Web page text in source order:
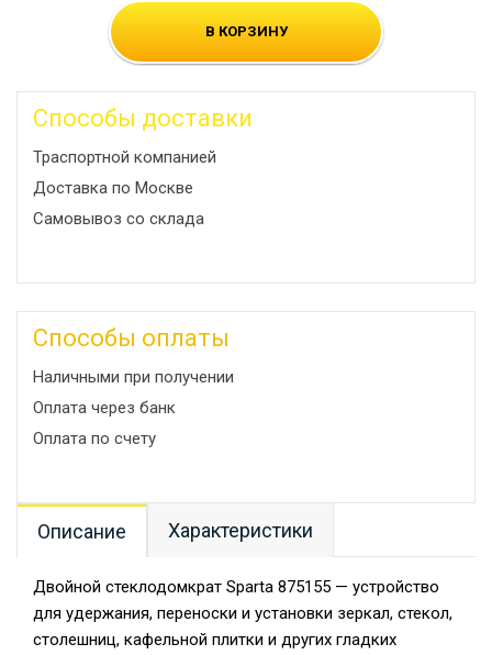
В КОРЗИНУ
Способы доставки
Траспортной компанией
Доставка по Москве
Самовывоз со склада
Способы оплаты
Наличными при получении
Оплата через банк
Оплата по счету
Описание Характеристики
Двойной стеклодомкрат Sparta 875155 — устройство
для удержания, переноски и установки зеркал, стекол,
столешниц, кафельной плитки и других гладких